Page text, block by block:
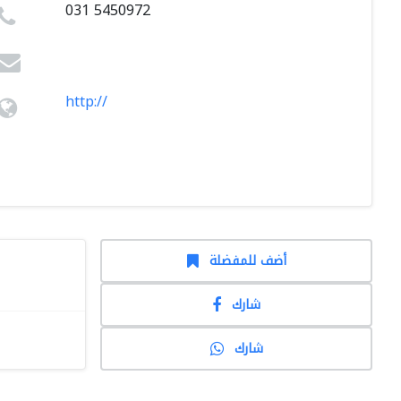
031 5450972
http://
أضف للمفضلة
شارك
شارك